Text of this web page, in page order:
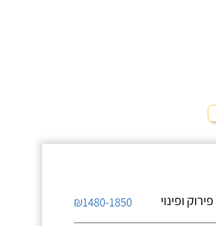
פירוק ופינוי
₪1480-1850